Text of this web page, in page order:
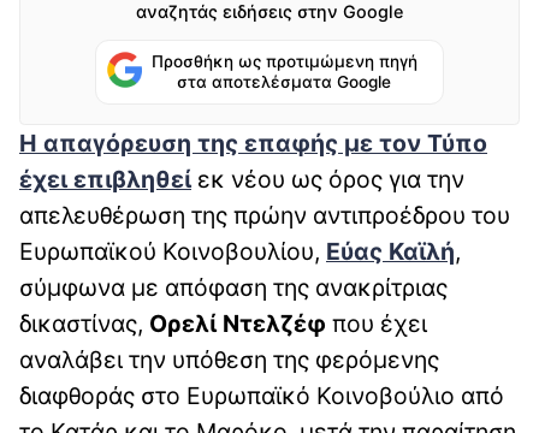
αναζητάς ειδήσεις στην Google
Προσθήκη ως προτιμώμενη πηγή
στα αποτελέσματα Google
Η απαγόρευση της επαφής με τον Τύπο
έχει επιβληθείεκ νέου ως όρος για την
απελευθέρωση της πρώην αντιπροέδρου του
Ευρωπαϊκού Κοινοβουλίου, Εύας Καϊλή,
σύμφωνα με απόφαση της ανακρίτριας
δικαστίνας, Ορελί Ντελζέφ που έχει
αναλάβει την υπόθεση της φερόμενης
διαφθοράς στο Ευρωπαϊκό Κοινοβούλιο από